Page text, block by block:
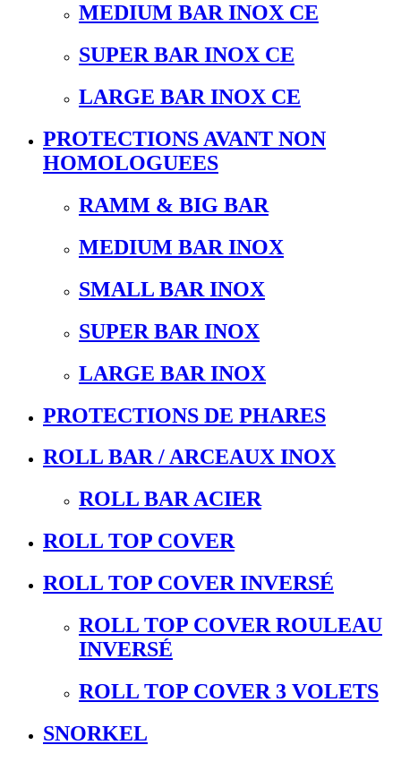
MEDIUM BAR INOX CE
SUPER BAR INOX CE
LARGE BAR INOX CE
PROTECTIONS AVANT NON
HOMOLOGUEES
RAMM & BIG BAR
MEDIUM BAR INOX
SMALL BAR INOX
SUPER BAR INOX
LARGE BAR INOX
PROTECTIONS DE PHARES
ROLL BAR / ARCEAUX INOX
ROLL BAR ACIER
ROLL TOP COVER
ROLL TOP COVER INVERSÉ
ROLL TOP COVER ROULEAU
INVERSÉ
ROLL TOP COVER 3 VOLETS
SNORKEL